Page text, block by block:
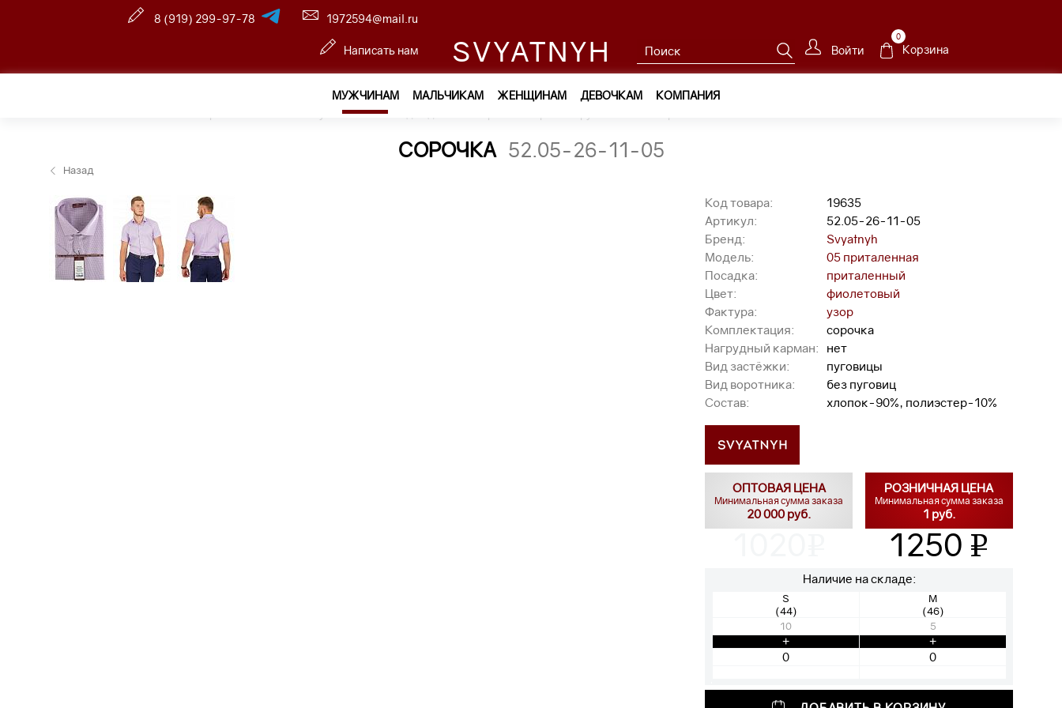
8 (919) 299-97-78 1972594@mail.ru
Написать нам SVYATNYH Войти
0
Корзина
МУЖЧИНАМ МАЛЬЧИКАМ ЖЕНЩИНАМ ДЕВОЧКАМ КОМПАНИЯ
Мужчинам —
СОРОЧКА 52.05-26-11-05
Назад
Код товара:
19635
Артикул:
52.05-26-11-05
Бренд:
Svyatnyh
Модель:
05 приталенная
Посадка:
приталенный
Цвет:
фиолетовый
Фактура:
узор
Комплектация:
сорочка
Нагрудный карман:
нет
Вид застёжки:
пуговицы
Вид воротника:
без пуговиц
Состав:
хлопок-90%, полиэстер-10%
ОПТОВАЯ ЦЕНА
Минимальная сумма заказа
20 000 руб.
РОЗНИЧНАЯ ЦЕНА
Минимальная сумма заказа
1 руб.
1250 v
Наличие на складе:
S
(44)
M
(46)
10
+
5
+